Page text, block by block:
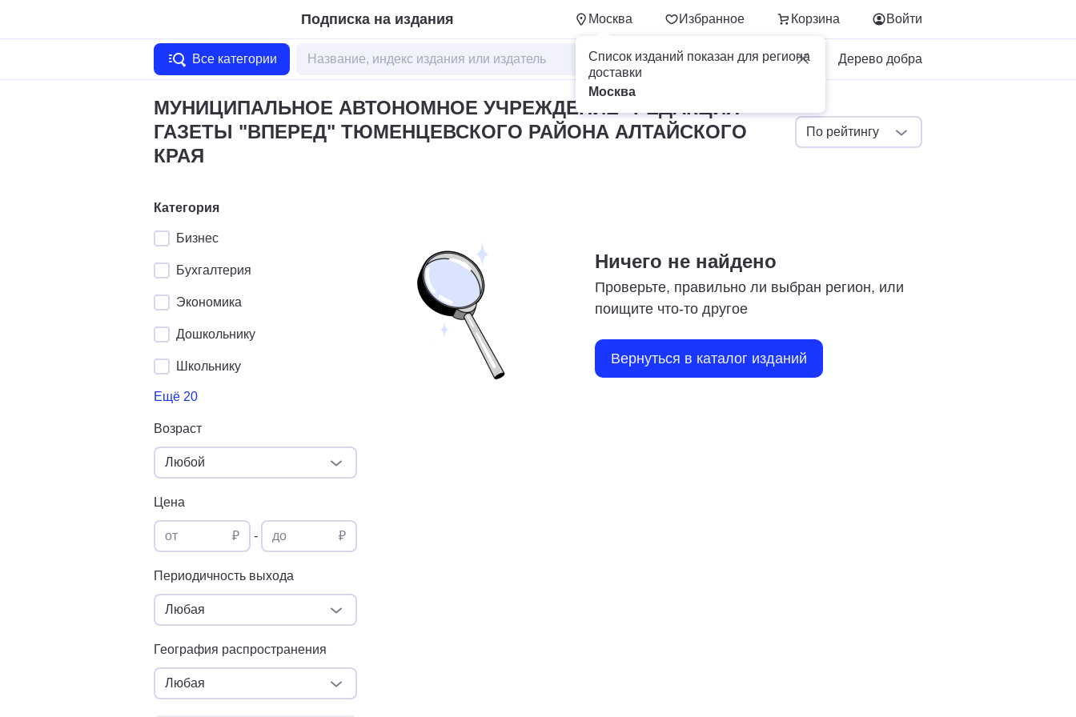
Подписка на издания Москва Избранное Корзина
Список изданий показан для региона
доставки
Москва
Войти
Все категории Для бизнеса Дерево добра
МУНИЦИПАЛЬНОЕ АВТОНОМНОЕ УЧРЕЖДЕНИЕ "РЕДАКЦИЯ
ГАЗЕТЫ "ВПЕРЕД" ТЮМЕНЦЕВСКОГО РАЙОНА АЛТАЙСКОГО
КРАЯ
По рейтингу
Категория
Бизнес
Бухгалтерия
Экономика
Дошкольнику
Школьнику
Ещё 20
Возраст
Любой
Цена
от ₽ - до ₽
Периодичность выхода
Любая
География распространения
Любая
Ничего не найдено
Проверьте, правильно ли выбран регион, или
поищите что-то другое
Вернуться в каталог изданий